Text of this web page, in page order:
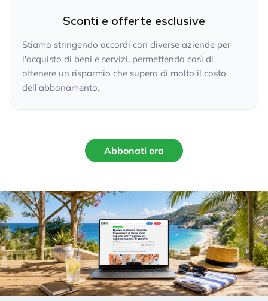
Sconti e offerte esclusive
Stiamo stringendo accordi con diverse aziende per
l'acquisto di beni e servizi, permettendo così di
ottenere un risparmio che supera di molto il costo
dell'abbonamento.
Abbonati ora